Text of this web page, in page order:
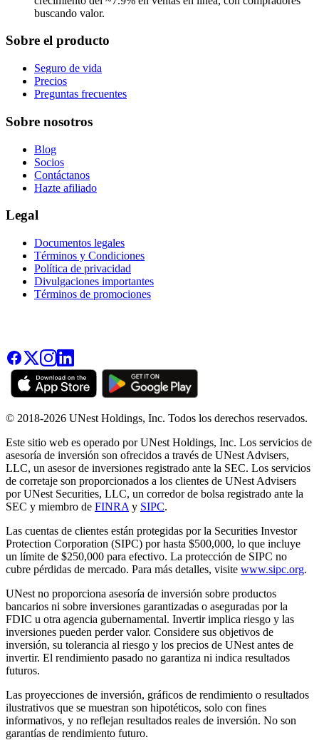
buscando valor.
Sobre el producto
Seguro de vida
Precios
Preguntas frecuentes
Sobre nosotros
Blog
Socios
Contáctanos
Hazte afiliado
Legal
Documentos legales
Términos y Condiciones
Política de privacidad
Divulgaciones importantes
Términos de promociones
© 2018-2026 UNest Holdings, Inc. Todos los derechos reservados.
Este sitio web es operado por UNest Holdings, Inc. Los servicios de
asesoría de inversión son ofrecidos a través de UNest Advisers,
LLC, un asesor de inversiones registrado ante la SEC. Los servicios
de corretaje son proporcionados a los clientes de UNest Advisers
por UNest Securities, LLC, un corredor de bolsa registrado ante la
SEC y miembro de FINRA y SIPC.
Las cuentas de clientes están protegidas por la Securities Investor
Protection Corporation (SIPC) por hasta $500,000, lo que incluye
un límite de $250,000 para efectivo. La protección de SIPC no
cubre pérdidas de mercado. Para más detalles, visite www.sipc.org.
UNest no proporciona asesoría de inversión sobre productos
bancarios ni sobre inversiones garantizadas o aseguradas por la
FDIC u otra agencia gubernamental. Invertir implica riesgo y las
inversiones pueden perder valor. Considere sus objetivos de
inversión, su tolerancia al riesgo y los precios de UNest antes de
invertir. El rendimiento pasado no garantiza ni indica resultados
futuros.
Las proyecciones de inversión, gráficos de rendimiento o resultados
ilustrativos que se muestran son hipotéticos, solo con fines
informativos, y no reflejan resultados reales de inversión. No son
garantías de rendimiento futuro.